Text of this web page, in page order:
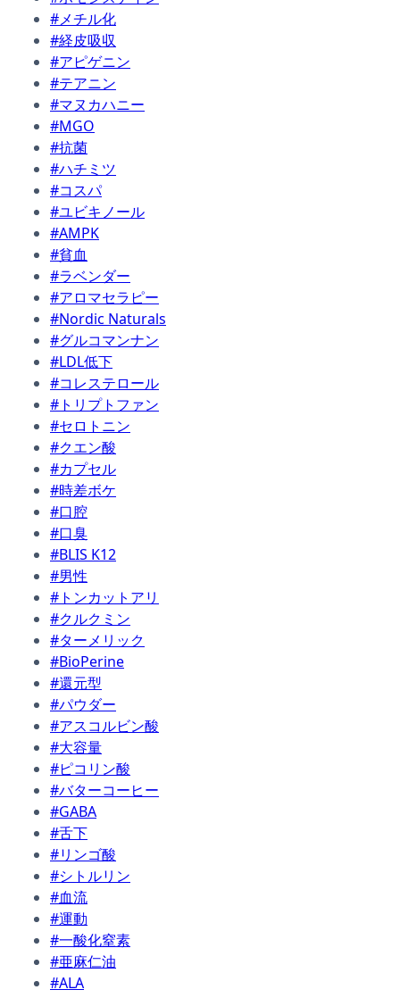
#メチル化
#経皮吸収
#アピゲニン
#テアニン
#マヌカハニー
#MGO
#抗菌
#ハチミツ
#コスパ
#ユビキノール
#AMPK
#貧血
#ラベンダー
#アロマセラピー
#Nordic Naturals
#グルコマンナン
#LDL低下
#コレステロール
#トリプトファン
#セロトニン
#クエン酸
#カプセル
#時差ボケ
#口腔
#口臭
#BLIS K12
#男性
#トンカットアリ
#クルクミン
#ターメリック
#BioPerine
#還元型
#パウダー
#アスコルビン酸
#大容量
#ピコリン酸
#バターコーヒー
#GABA
#舌下
#リンゴ酸
#シトルリン
#血流
#運動
#一酸化窒素
#亜麻仁油
#ALA